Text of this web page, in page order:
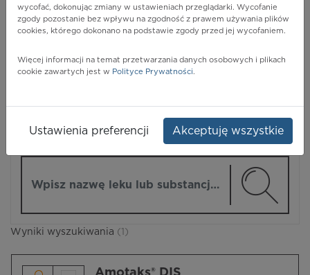
Pharmindex
Wyniki wyszukiwania (1)
wycofać, dokonując zmiany w ustawieniach przeglądarki. Wycofanie
zgody pozostanie bez wpływu na zgodność z prawem używania plików
cookies, którego dokonano na podstawie zgody przed jej wycofaniem.
Więcej informacji na temat przetwarzania danych osobowych i plikach
cookie zawartych jest w Polityce Prywatności.
Ustawienia preferencji Akceptuję wszystkie